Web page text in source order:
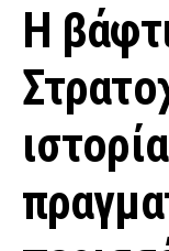
Η